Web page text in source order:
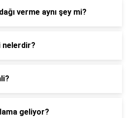
verme aynı şey mi?
nelerdir?
geliyor?